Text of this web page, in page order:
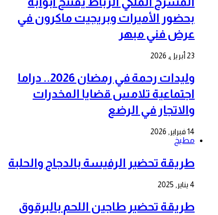
بحضور الأميرات وبريجيت ماكرون في
عرض فني مبهر
23 أبريل, 2026
وليدات رحمة في رمضان 2026.. دراما
اجتماعية تلامس قضايا المخدرات
والاتجار في الرضع
14 فبراير, 2026
مطبخ
طريقة تحضير الرفيسة بالدجاج والحلبة
4 يناير, 2025
طريقة تحضير طاجين اللحم بالبرقوق